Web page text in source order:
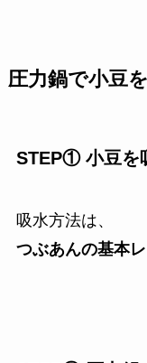
圧力鍋で小豆
STEP① 小豆を
吸水方法は、
つぶあんの基本